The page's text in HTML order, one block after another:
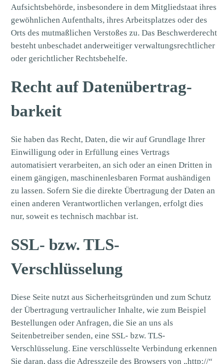
Aufsichtsbehörde, insbesondere in dem Mitgliedstaat ihres
gewöhnlichen Aufenthalts, ihres Arbeitsplatzes oder des
Orts des mutmaßlichen Verstoßes zu. Das Beschwerderecht
besteht unbeschadet anderweitiger verwaltungsrechtlicher
oder gerichtlicher Rechtsbehelfe.
Recht auf Daten­übertrag­
barkeit
Sie haben das Recht, Daten, die wir auf Grundlage Ihrer
Einwilligung oder in Erfüllung eines Vertrags
automatisiert verarbeiten, an sich oder an einen Dritten in
einem gängigen, maschinenlesbaren Format aushändigen
zu lassen. Sofern Sie die direkte Übertragung der Daten an
einen anderen Verantwortlichen verlangen, erfolgt dies
nur, soweit es technisch machbar ist.
SSL- bzw. TLS-
Verschlüsselung
Diese Seite nutzt aus Sicherheitsgründen und zum Schutz
der Übertragung vertraulicher Inhalte, wie zum Beispiel
Bestellungen oder Anfragen, die Sie an uns als
Seitenbetreiber senden, eine SSL- bzw. TLS-
Verschlüsselung. Eine verschlüsselte Verbindung erkennen
Sie daran, dass die Adresszeile des Browsers von „http://“